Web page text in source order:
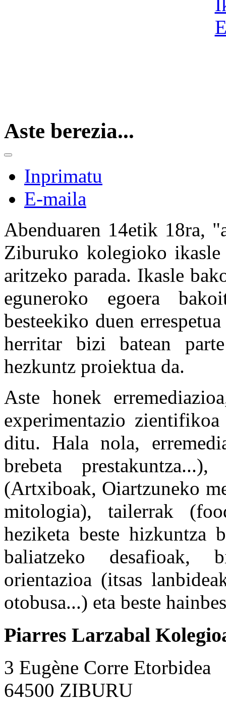
Aste berezia...
Inprimatu
E-maila
Abenduaren 14etik 18ra,
Ziburuko kolegioko
aritzeko parada. Ikasle
eguneroko egoera
besteekiko duen
herritar bizi batean
hezkuntz proiektua da.
Aste honek
experimentazio
ditu. Hala nola,
brebeta
(Artxiboak, Oiartzuneko
mitologia), tailerrak
heziketa beste hizkuntza
baliatzeko desafioak,
orientazioa (itsas
otobusa...) eta beste
Piarres Larzabal
3 Eugène Corre Etorbidea
64500 ZIBURU